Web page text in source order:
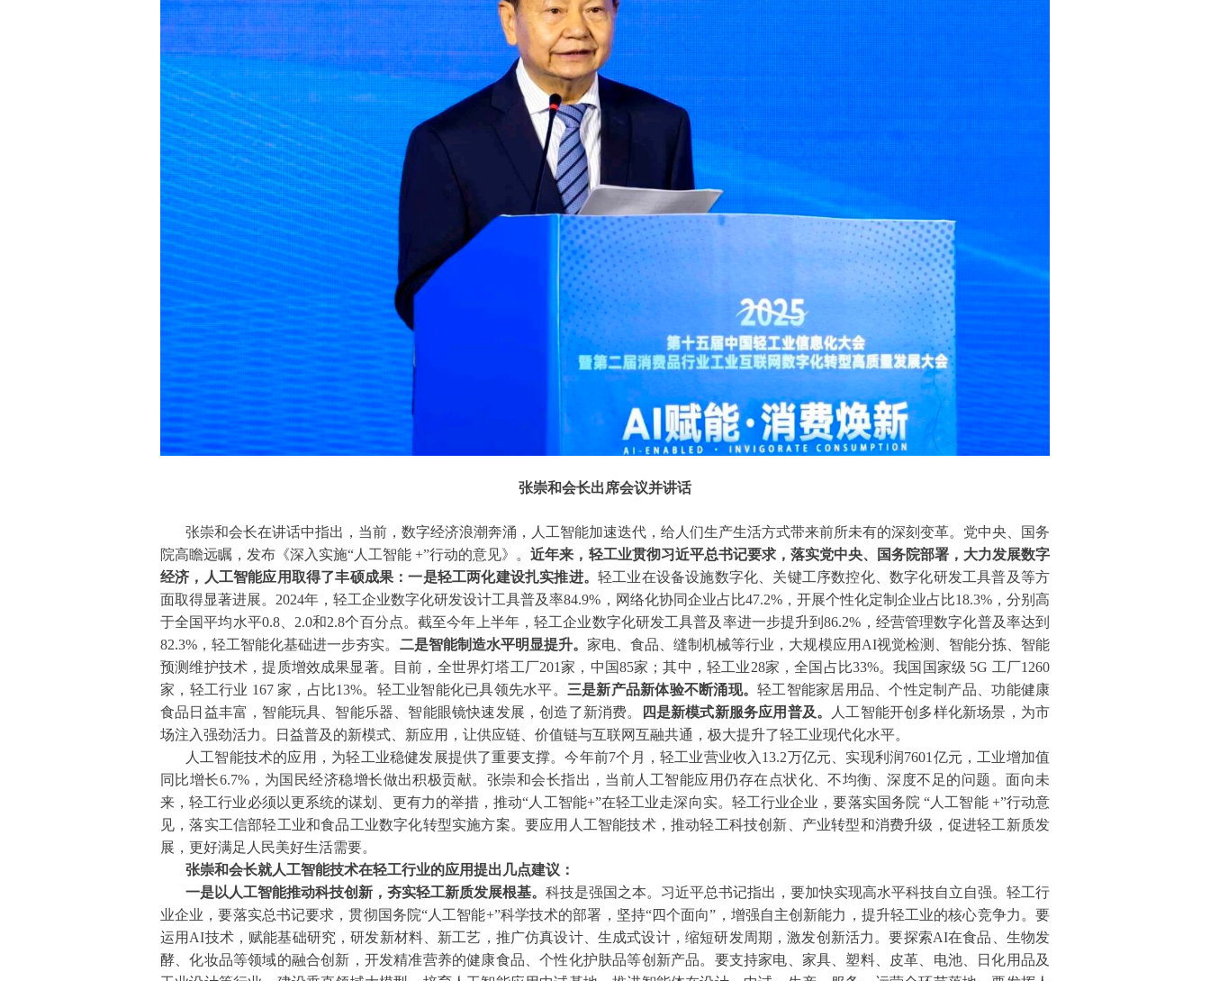
张崇和会长出席会议并讲话
张崇和会长在讲话中指出，当前，数字经济浪潮奔涌，人工智能加速迭代，给人们生产生活方式带来前所未有的深刻变革。党中央、国务
院高瞻远瞩，发布《深入实施“人工智能 +”行动的意见》。近年来，轻工业贯彻习近平总书记要求，落实党中央、国务院部署，大力发展数字
经济，人工智能应用取得了丰硕成果：一是轻工两化建设扎实推进。轻工业在设备设施数字化、关键工序数控化、数字化研发工具普及等方
面取得显著进展。2024年，轻工企业数字化研发设计工具普及率84.9%，网络化协同企业占比47.2%，开展个性化定制企业占比18.3%，分别高
于全国平均水平0.8、2.0和2.8个百分点。截至今年上半年，轻工企业数字化研发工具普及率进一步提升到86.2%，经营管理数字化普及率达到
82.3%，轻工智能化基础进一步夯实。 二是智能制造水平明显提升。 家电、食品、缝制机械等行业，大规模应用AI视觉检测、智能分拣、智能
预测维护技术，提质增效成果显著。目前，全世界灯塔工厂201家，中国85家；其中，轻工业28家，全国占比33%。我国国家级 5G 工厂1260
家，轻工行业 167 家，占比13%。轻工业智能化已具领先水平。 三是新产品新体验不断涌现。轻工智能家居用品、个性定制产品、功能健康
食品日益丰富，智能玩具、智能乐器、智能眼镜快速发展，创造了新消费。
四是新模式新服务应用普及。
人工智能开创多样化新场景，为市
场注入强劲活力。日益普及的新模式、新应用，让供应链、价值链与互联网互融共通，极大提升了轻工业现代化水平。
人工智能技术的应用，为轻工业稳健发展提供了重要支撑。今年前7个月，轻工业营业收入13.2万亿元、实现利润7601亿元，工业增加值
同比增长6.7%，为国民经济稳增长做出积极贡献。张崇和会长指出，当前人工智能应用仍存在点状化、不均衡、深度不足的问题。面向未
来，轻工行业必须以更系统的谋划、更有力的举措，推动“人工智能+”在轻工业走深向实。轻工行业企业，要落实国务院 “人工智能 +”行动意
见，落实工信部轻工业和食品工业数字化转型实施方案。要应用人工智能技术，推动轻工科技创新、产业转型和消费升级，促进轻工新质发
展，更好满足人民美好生活需要。
张崇和会长就人工智能技术在轻工行业的应用提出几点建议：
一是以人工智能推动科技创新，夯实轻工新质发展根基。 科技是强国之本。习近平总书记指出，要加快实现高水平科技自立自强。轻工行
业企业，要落实总书记要求，贯彻国务院“人工智能+”科学技术的部署，坚持“四个面向”，增强自主创新能力，提升轻工业的核心竞争力。要
运用AI技术，赋能基础研究，研发新材料、新工艺，推广仿真设计、生成式设计，缩短研发周期，激发创新活力。要探索AI在食品、生物发
酵、化妆品等领域的融合创新，开发精准营养的健康食品、个性化护肤品等创新产品。要支持家电、家具、塑料、皮革、电池、日化用品及